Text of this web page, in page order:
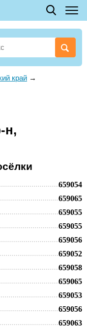
край →
н,
659054
659065
659055
659055
659056
659052
659058
659065
659053
659056
659063